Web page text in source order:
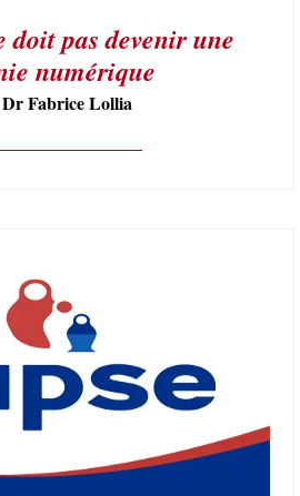
doit pas devenir une
numérique
Fabrice Lollia